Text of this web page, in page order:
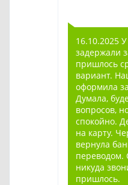
16.10.2025
задержали
пришлось
вариант.
оформила
Думала,
вопросов,
спокойно.
на карту.
вернула
переводом.
никуда
пришлось.